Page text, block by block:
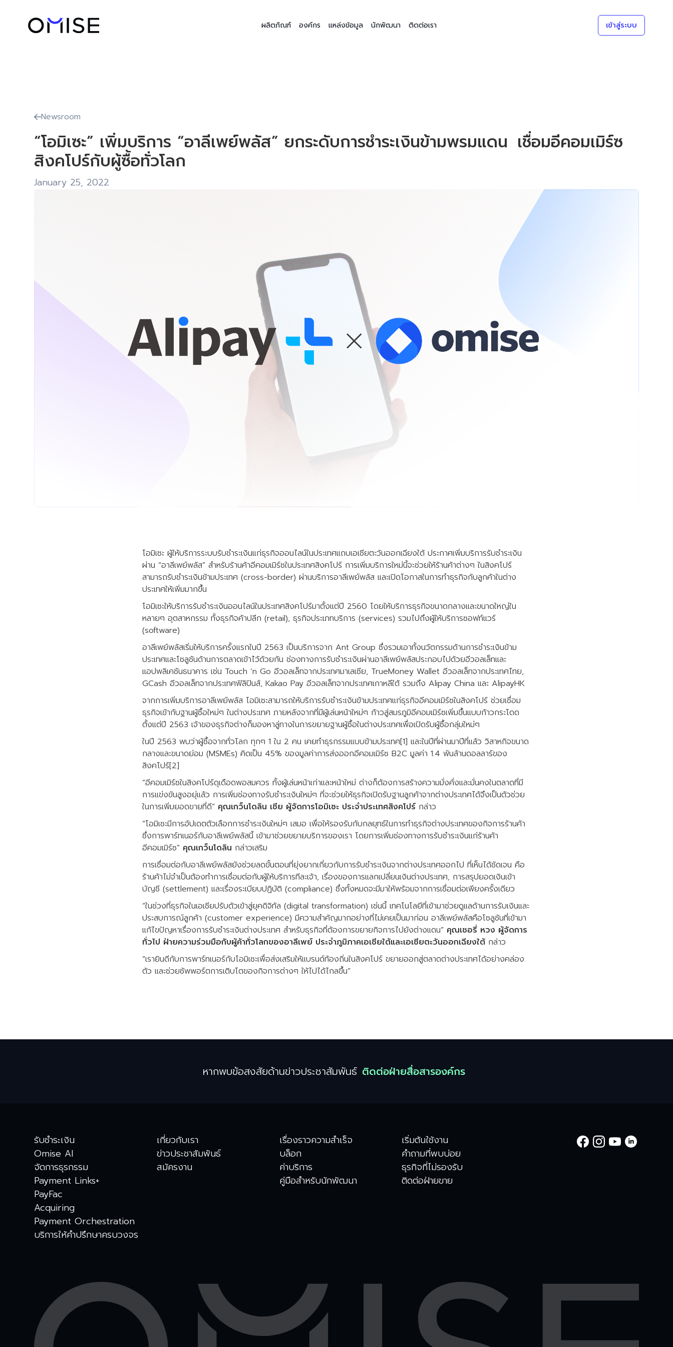
ผลิตภัณฑ์ องค์กร แหล่งข้อมูล นักพัฒนา ติดต่อเรา เข้าสู่ระบบ
Newsroom
“โอมิเซะ” เพิ่มบริการ “อาลีเพย์พลัส” ยกระดับการชำระเงินข้ามพรมแดน เชื่อมอีคอมเมิร์ซ
สิงคโปร์กับผู้ซื้อทั่วโลก
January 25, 2022
โอมิเซะ ผู้ให้บริการระบบรับชำระเงินแก่ธุรกิจออนไลน์ในประเทศแถบเอเชียตะวันออกเฉียงใต้ ประกาศเพิ่มบริการรับชำระเงิน
ผ่าน “อาลีเพย์พลัส” สำหรับร้านค้าอีคอมเมิร์ซในประเทศสิงคโปร์ การเพิ่มบริการใหม่นี้จะช่วยให้ร้านค้าต่างๆ ในสิงคโปร์
สามารถรับชำระเงินข้ามประเทศ (cross-border) ผ่านบริการอาลีเพย์พลัส และเปิดโอกาสในการทำธุรกิจกับลูกค้าในต่าง
ประเทศให้เพิ่มมากขึ้น
โอมิเซะให้บริการรับชำระเงินออนไลน์ในประเทศสิงคโปร์มาตั้งแต่ปี 2560 โดยให้บริการธุรกิจขนาดกลางและขนาดใหญ่ใน
หลายๆ อุตสาหกรรม ทั้งธุรกิจค้าปลีก (retail), ธุรกิจประเภทบริการ (services) รวมไปถึงผู้ให้บริการซอฟท์แวร์
(software)
อาลีเพย์พลัสเริ่มให้บริการครั้งแรกในปี 2563 เป็นบริการจาก Ant Group ซึ่งรวมเอาทั้งนวัตกรรมด้านการชำระเงินข้าม
ประเทศและโซลูชันด้านการตลาดเข้าไว้ด้วยกัน ช่องทางการรับชำระเงินผ่านอาลีเพย์พลัสประกอบไปด้วยอีวอลเล็ทและ
แอปพลิเคชันธนาคาร เช่น Touch ‘n Go อีวอลเล็ทจากประเทศมาเลเซีย, TrueMoney Wallet อีวอลเล็ทจากประเทศไทย,
GCash อีวอลเล็ทจากประเทศฟิลิปินส์, Kakao Pay อีวอลเล็ทจากประเทศเกาหลีใต้ รวมถึง Alipay China และ AlipayHK
จากการเพิ่มบริการอาลีเพย์พลัส โอมิเซะสามารถให้บริการรับชำระเงินข้ามประเทศแก่ธุรกิจอีคอมเมิร์ซในสิงคโปร์ ช่วยเชื่อม
ธุรกิจเข้ากับฐานผู้ซื้อใหม่ๆ ในต่างประเทศ ภายหลังจากที่มีผู้เล่นหน้าใหม่ๆ ก้าวสู่สมรภูมิอีคอมเมิร์ซเพิ่มขึ้นแบบก้าวกระโดด
ตั้งแต่ปี 2563 เจ้าของธุรกิจต่างก็มองหาลู่ทางในการขยายฐานผู้ซื้อในต่างประเทศเพื่อเปิดรับผู้ซื้อกลุ่มใหม่ๆ
ในปี 2563 พบว่าผู้ซื้อจากทั่วโลก ทุกๆ 1 ใน 2 คน เคยทำธุรกรรมแบบข้ามประเทศ[1] และในปีที่ผ่านมาปีที่แล้ว วิสาหกิจขนาด
กลางและขนาดย่อม (MSMEs) คิดเป็น 45% ของมูลค่าการส่งออกอีคอมเมิร์ซ B2C มูลค่า 1.4 พันล้านดอลลาร์ของ
สิงคโปร์[2]
“อีคอมเมิร์ซในสิงคโปร์ดุเดือดพอสมควร ทั้งผู้เล่นหน้าเก่าและหน้าใหม่ ต่างก็ต้องการสร้างความมั่งคั่งและมั่นคงในตลาดที่มี
การแข่งขันสูงอยุ่แล้ว การเพิ่มช่องทางรับชำระเงินใหม่ๆ ที่จะช่วยให้ธุรกิจเปิดรับฐานลูกค้าจากต่างประเทศได้จึงเป็นตัวช่วย
ในการเพิ่มยอดขายที่ดี” คุณเกว็นโดลิน เชีย ผู้จัดการโอมิเซะ ประจำประเทศสิงคโปร์กล่าว
“โอมิเซะมีการอัปเดตตัวเลือกการชำระเงินใหม่ๆ เสมอ เพื่อให้รองรับกับกลยุทธ์ในการทำธุรกิจต่างประเทศของกิจการร้านค้า
ซึ่งการพาร์ทเนอร์กับอาลีเพย์พลัสนี้ เข้ามาช่วยขยายบริการของเรา โดยการเพิ่มช่องทางการรับชำระเงินแก่ร้านค้า
อีคอมเมิร์ซ” คุณเกว็นโดลิน กล่าวเสริม
การเชื่อมต่อกับอาลีเพย์พลัสยังช่วยลดขั้นตอนที่ยุ่งยากเกี่ยวกับการรับชำระเงินจากต่างประเทศออกไป ที่เห็นได้ชัดเจน คือ
ร้านค้าไม่จำเป็นต้องทำการเชื่อมต่อกับผู้ให้บริการทีละเจ้า, เรื่องของการแลกเปลี่ยนเงินต่างประเทศ, การสรุปยอดเงินเข้า
บัญชี (settlement) และเรื่องระเบียบปฏิบัติ (compliance) ซึ่งทั้งหมดจะมีมาให้พร้อมจากการเชื่อมต่อเพียงครั้งเดียว
“ในช่วงที่ธุรกิจในเอเชียปรับตัวเข้าสู่ยุคดิจิทัล (digital transformation) เช่นนี้ เทคโนโลยีที่เข้ามาช่วยดูแลด้านการรับเงินและ
ประสบการณ์ลูกค้า (customer experience) มีความสำคัญมากอย่างที่ไม่เคยเป็นมาก่อน อาลีเพย์พลัสคือโซลูชันที่เข้ามา
แก้ไขปัญหาเรื่องการรับชำระเงินต่างประเทศ สำหรับธุรกิจที่ต้องการขยายกิจการไปยังต่างแดน” คุณเชอรี่ หวง ผู้จัดการ
ทั่วไป ฝ่ายความร่วมมือกับผู้ค้าทั่วโลกของอาลีเพย์ ประจำภูมิภาคเอเชียใต้และเอเชียตะวันออกเฉียงใต้ กล่าว
“เรายินดีกับการพาร์ทเนอร์กับโอมิเซะเพื่อส่งเสริมให้แบรนด์ท้องถิ่นในสิงคโปร์ ขยายออกสู่ตลาดต่างประเทศได้อย่างคล่อง
ตัว และช่วยซัพพอร์ตการเติบโตของกิจการต่างๆ ให้ไปได้ไกลขึ้น”
หากพบข้อสงสัยด้านข่าวประชาสัมพันธ์ ติดต่อฝ่ายสื่อสารองค์กร
รับชำระเงิน
Omise AI
จัดการธุรกรรม
Payment Links+
PayFac
Acquiring
Payment Orchestration
บริการให้คำปรึกษาครบวงจร
เกี่ยวกับเรา
ข่าวประชาสัมพันธ์
สมัครงาน
เรื่องราวความสำเร็จ
บล็อก
ค่าบริการ
คู่มือสำหรับนักพัฒนา
เริ่มต้นใช้งาน
คำถามที่พบบ่อย
ธุรกิจที่ไม่รองรับ
ติดต่อฝ่ายขาย